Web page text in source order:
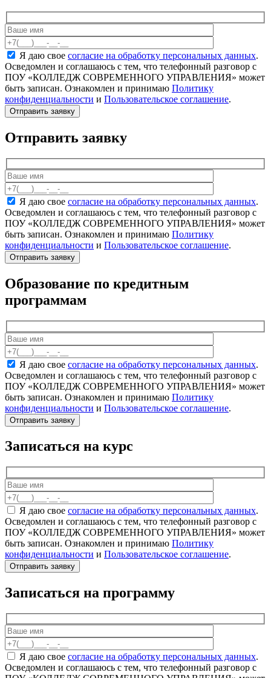
Я даю свое согласие на обработку персональных данных.
Осведомлен и соглашаюсь с тем, что телефонный разговор с
ПОУ «КОЛЛЕДЖ СОВРЕМЕННОГО УПРАВЛЕНИЯ» может
быть записан. Ознакомлен и принимаю Политику
конфиденциальности и Пользовательское соглашение.
Отправить заявку
Я даю свое согласие на обработку персональных данных.
Осведомлен и соглашаюсь с тем, что телефонный разговор с
ПОУ «КОЛЛЕДЖ СОВРЕМЕННОГО УПРАВЛЕНИЯ» может
быть записан. Ознакомлен и принимаю Политику
конфиденциальности и Пользовательское соглашение.
Образование по кредитным
программам
Я даю свое согласие на обработку персональных данных.
Осведомлен и соглашаюсь с тем, что телефонный разговор с
ПОУ «КОЛЛЕДЖ СОВРЕМЕННОГО УПРАВЛЕНИЯ» может
быть записан. Ознакомлен и принимаю Политику
конфиденциальности и Пользовательское соглашение.
Записаться на курс
Я даю свое согласие на обработку персональных данных.
Осведомлен и соглашаюсь с тем, что телефонный разговор с
ПОУ «КОЛЛЕДЖ СОВРЕМЕННОГО УПРАВЛЕНИЯ» может
быть записан. Ознакомлен и принимаю Политику
конфиденциальности и Пользовательское соглашение.
Записаться на программу
Я даю свое согласие на обработку персональных данных.
Осведомлен и соглашаюсь с тем, что телефонный разговор с